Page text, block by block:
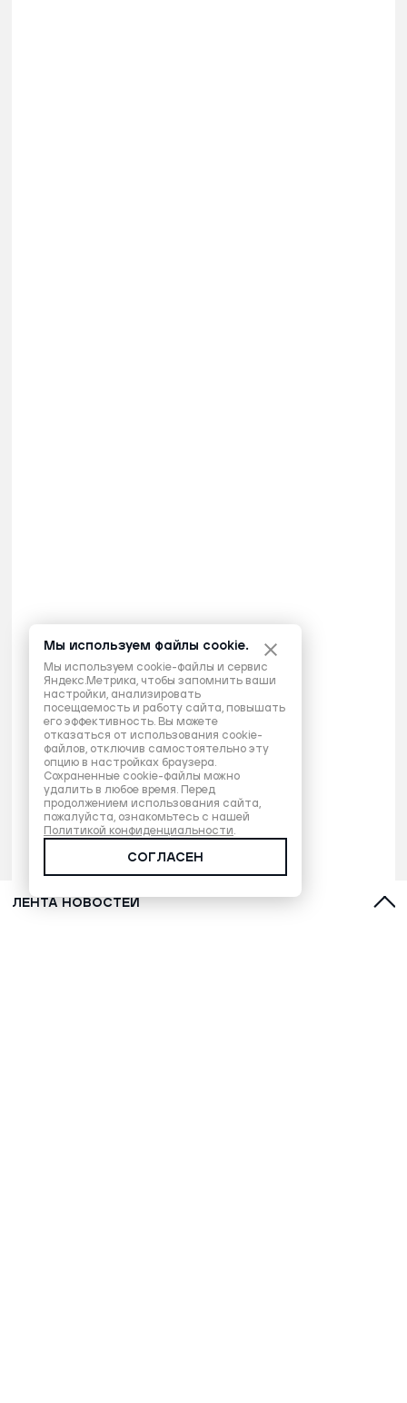
ЛЕНТА НОВОСТЕЙ
Мы используем файлы cookie.
Мы используем cookie-файлы и сервис
Яндекс.Метрика, чтобы запомнить ваши
настройки, анализировать
посещаемость и работу сайта, повышать
его эффективность. Вы можете
отказаться от использования cookie-
файлов, отключив самостоятельно эту
опцию в настройках браузера.
Сохраненные cookie-файлы можно
удалить в любое время. Перед
продолжением использования сайта,
пожалуйста, ознакомьтесь с нашей
Политикой конфиденциальности.
СОГЛАСЕН